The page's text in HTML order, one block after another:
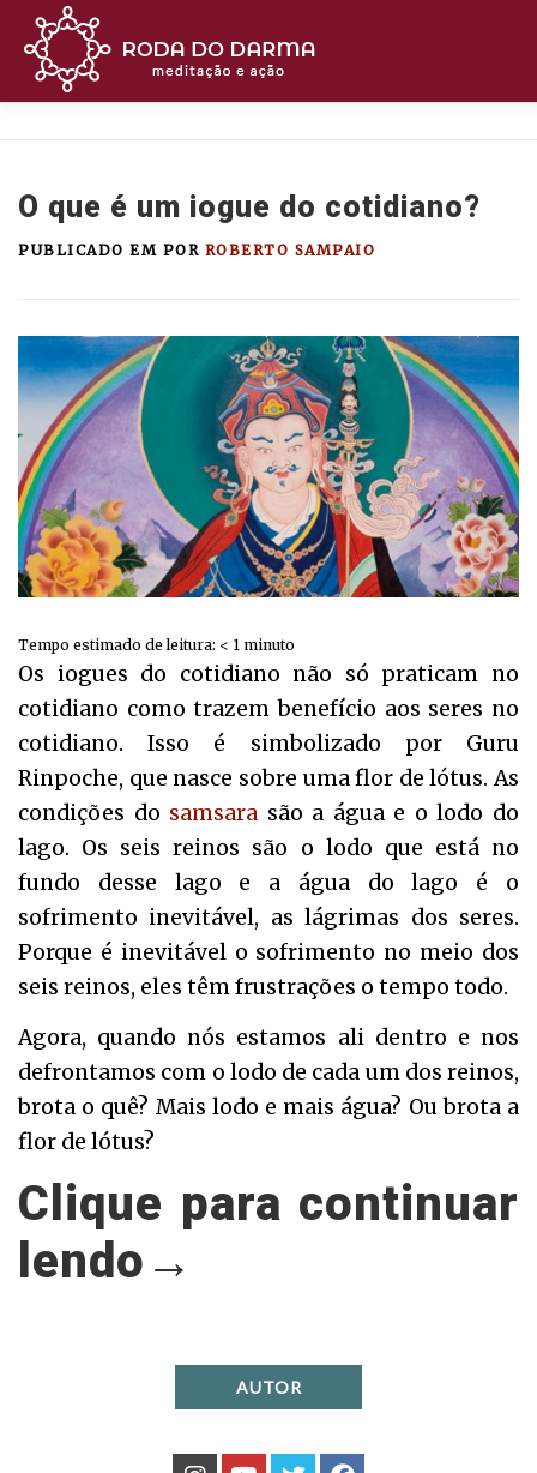
Pular
para
O que é um iogue do cotidiano?
PUBLICADO EM POR ROBERTO SAMPAIO
Tempo estimado de leitura: < 1 minuto
Os iogues do cotidiano não só praticam no
cotidiano como trazem benefício aos seres no
cotidiano. Isso é simbolizado por Guru
Rinpoche, que nasce sobre uma flor de lótus. As
condições do samsara são a água e o lodo do
lago. Os seis reinos são o lodo que está no
fundo desse lago e a água do lago é o
sofrimento inevitável, as lágrimas dos seres.
Porque é inevitável o sofrimento no meio dos
seis reinos, eles têm frustrações o tempo todo.
Agora, quando nós estamos ali dentro e nos
defrontamos com o lodo de cada um dos reinos,
brota o quê? Mais lodo e mais água? Ou brota a
flor de lótus?
Clique para continuar
lendo→
AUTOR